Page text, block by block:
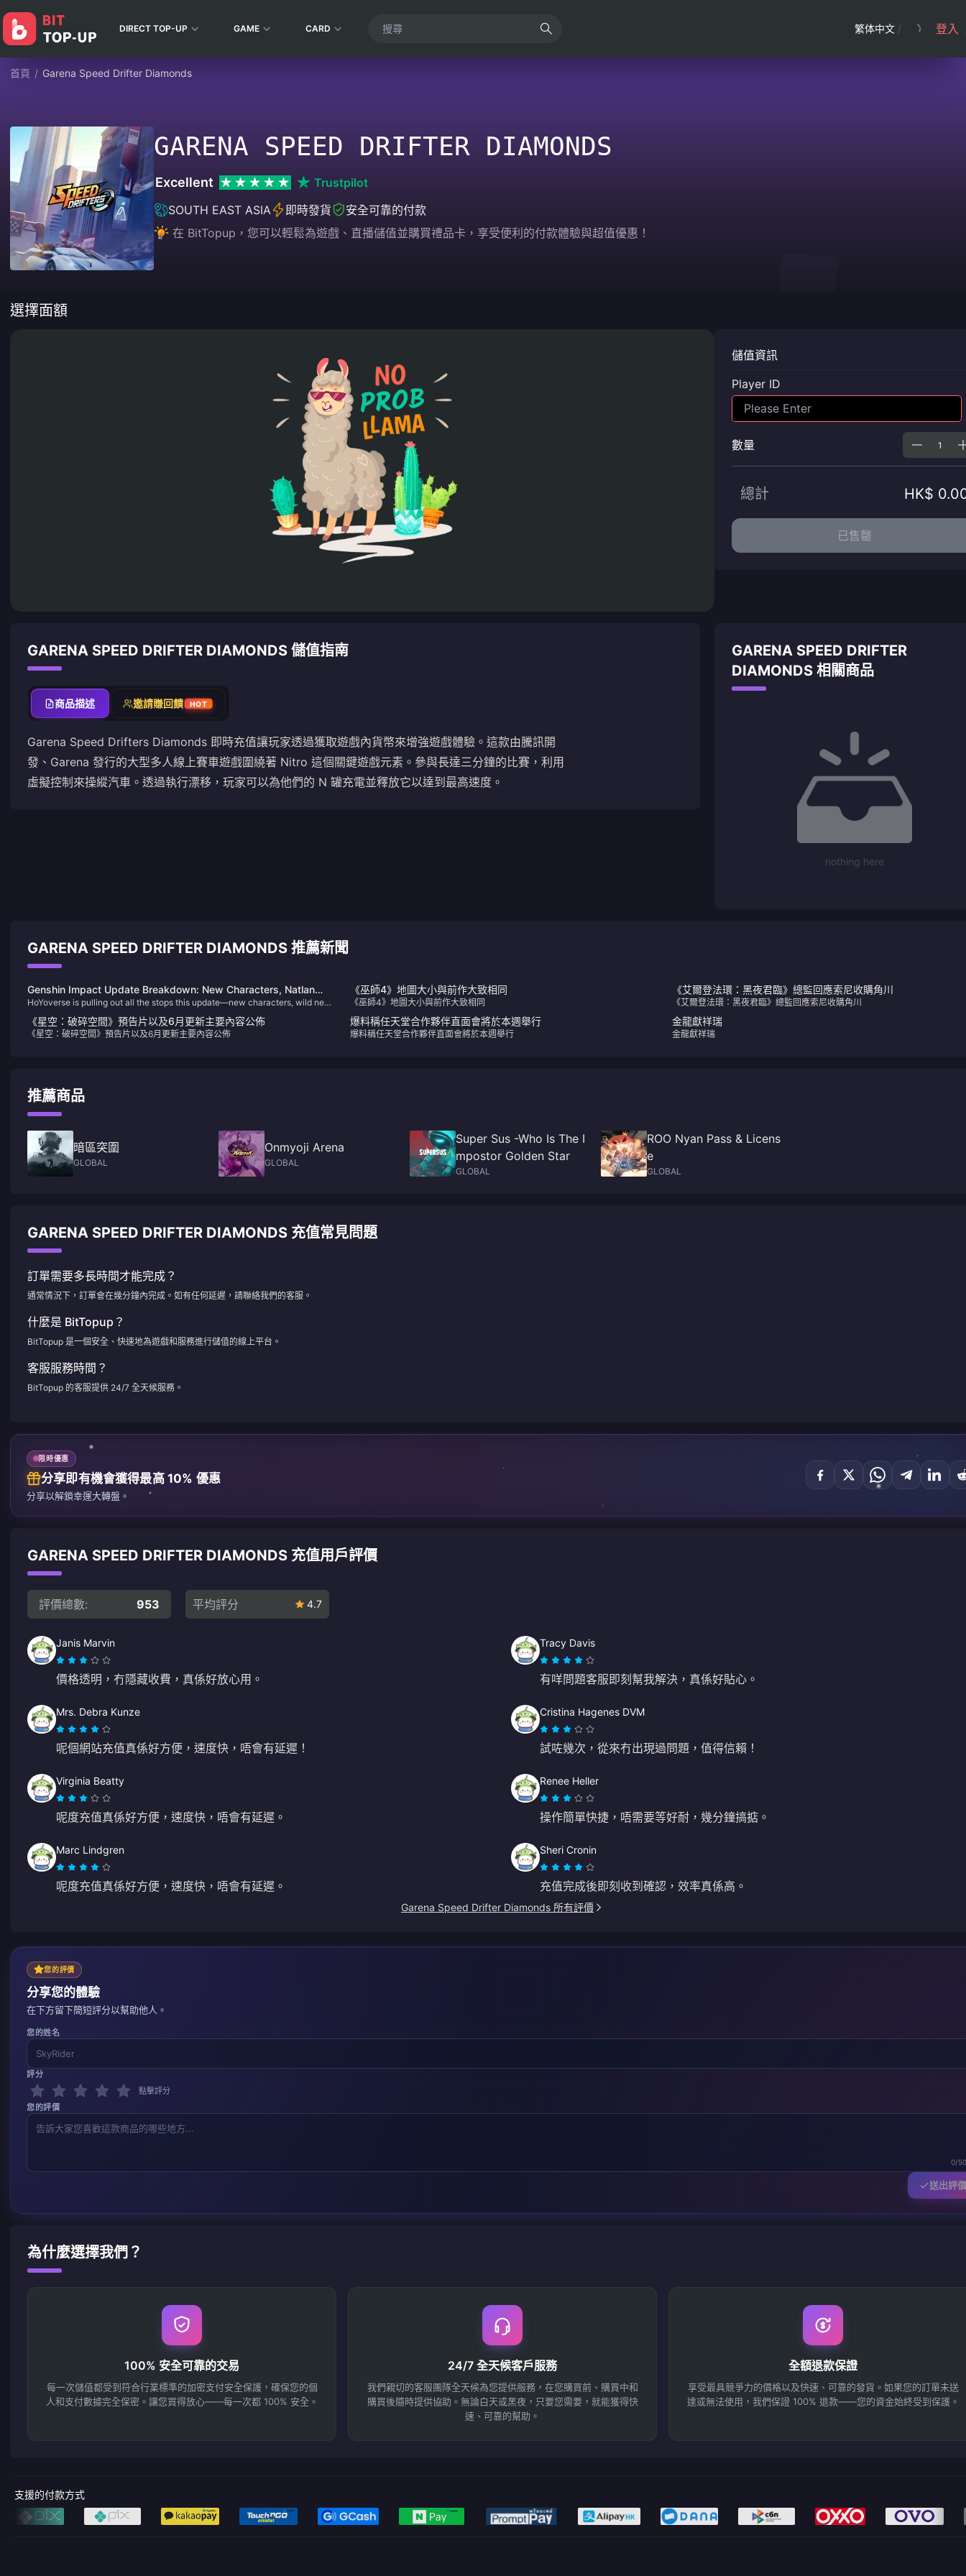
DIRECT TOP-UP GAME CARD 繁体中文 / 登入
首頁 / Garena Speed Drifter Diamonds
GARENA SPEED DRIFTER DIAMONDS
Excellent
Trustpilot
SOUTH EAST ASIA
即時發貨
安全可靠的付款
在 BitTopup，您可以輕鬆為遊戲、直播儲值並購買禮品卡，享受便利的付款體驗與超值優惠！
選擇面額
儲值資訊
Player ID
數量
總計 HK$
已售罄
GARENA SPEED DRIFTER DIAMONDS 儲值指南
商品描述 邀請賺回饋 HOT
Garena Speed Drifters Diamonds 即時充值讓玩家透過獲取遊戲內貨幣來增強遊戲體驗。這款由騰訊開
發、Garena 發行的大型多人線上賽車遊戲圍繞著 Nitro 這個關鍵遊戲元素。參與長達三分鐘的比賽，利用
虛擬控制來操縱汽車。透過執行漂移，玩家可以為他們的 N 罐充電並釋放它以達到最高速度。
GARENA SPEED DRIFTER
DIAMONDS 相關商品
nothing here
GARENA SPEED DRIFTER DIAMONDS 推薦新聞
Genshin Impact Update Breakdown: New Characters, Natlan
Adventure, Game-Changing Features & F2P Survival Guide!
HoYoverse is pulling out all the stops this update—new characters, wild new
zones, epic QoL changes, and yes, finally some love for F2P players!
Whether you're a lore enthusiast, an exploration junkie, or just a casual
player trying to survive the Spiral Abyss, this version has something for
《巫師4》地圖大小與前作大致相同
《巫師4》地圖大小與前作大致相同
《艾爾登法環：黑夜君臨》總監回應索尼收購角川
《艾爾登法環：黑夜君臨》總監回應索尼收購角川
《星空：破碎空間》預告片以及6月更新主要內容公佈
《星空：破碎空間》預告片以及6月更新主要內容公佈
爆料稱任天堂合作夥伴直面會將於本週舉行
爆料稱任天堂合作夥伴直面會將於本週舉行
金龍獻祥瑞
金龍獻祥瑞
推薦商品
暗區突圍
GLOBAL
Onmyoji Arena
GLOBAL
Super Sus -Who Is The I
mpostor Golden Star
GLOBAL
ROO Nyan Pass & Licens
e
GLOBAL
GARENA SPEED DRIFTER DIAMONDS 充值常見問題
訂單需要多長時間才能完成？
通常情況下，訂單會在幾分鐘內完成。如有任何延遲，請聯絡我們的客服。
什麼是 BitTopup？
BitTopup 是一個安全、快速地為遊戲和服務進行儲值的線上平台。
客服服務時間？
BitTopup 的客服提供 24/7 全天候服務。
限時優惠
分享即有機會獲得最高 10% 優惠
分享以解鎖幸運大轉盤。
GARENA SPEED DRIFTER DIAMONDS 充值用戶評價
評價總數: 953 平均評分 4.7
Janis Marvin
價格透明，冇隱藏收費，真係好放心用。
Tracy Davis
有咩問題客服即刻幫我解決，真係好貼心。
Mrs. Debra Kunze
呢個網站充值真係好方便，速度快，唔會有延遲！
Cristina Hagenes DVM
試咗幾次，從來冇出現過問題，值得信賴！
Virginia Beatty
呢度充值真係好方便，速度快，唔會有延遲。
Renee Heller
操作簡單快捷，唔需要等好耐，幾分鐘搞掂。
Marc Lindgren
呢度充值真係好方便，速度快，唔會有延遲。
Sheri Cronin
充值完成後即刻收到確認，效率真係高。
Garena Speed Drifter Diamonds 所有評價
您的評價
分享您的體驗
在下方留下簡短評分以幫助他人。
您的姓名
評分
點擊評分
您的評價
0/
送出評價
為什麼選擇我們？
100% 安全可靠的交易
每一次儲值都受到符合行業標準的加密支付安全保護，確保您的個
人和支付數據完全保密。讓您買得放心——每一次都 100% 安全。
24/7 全天候客戶服務
我們親切的客服團隊全天候為您提供服務，在您購買前、購買中和
購買後隨時提供協助。無論白天或黑夜，只要您需要，就能獲得快
速、可靠的幫助。
全額退款保證
享受最具競爭力的價格以及快速、可靠的發貨。如果您的訂單未送
達或無法使用，我們保證 100% 退款——您的資金始終受到保護。
支援的付款方式